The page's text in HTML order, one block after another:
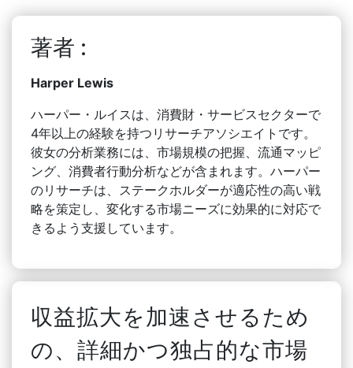
著者 :
Harper Lewis
ハーパー・ルイスは、消費財・サービスセクターで
4年以上の経験を持つリサーチアソシエイトです。
彼女の分析業務には、市場規模の把握、流通マッピ
ング、消費者行動分析などが含まれます。ハーパー
のリサーチは、ステークホルダーが適応性の高い戦
略を策定し、変化する市場ニーズに効果的に対応で
きるよう支援しています。
収益拡大を加速させるため
の、詳細かつ独占的な市場